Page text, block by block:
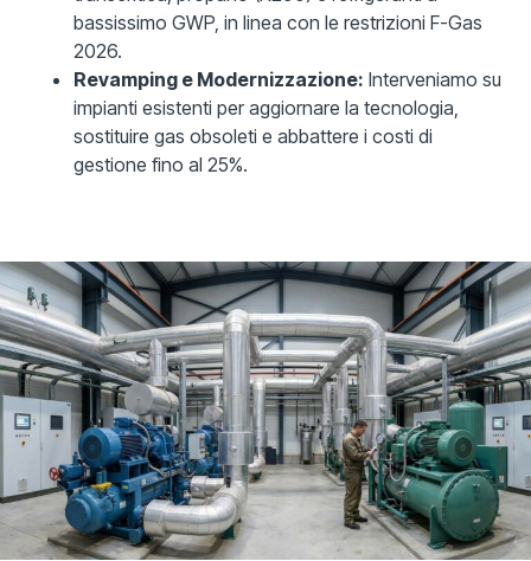
bassissimo GWP, in linea con le restrizioni F-Gas
2026.
Revamping e Modernizzazione: Interveniamo su
impianti esistenti per aggiornare la tecnologia,
sostituire gas obsoleti e abbattere i costi di
gestione fino al 25%.